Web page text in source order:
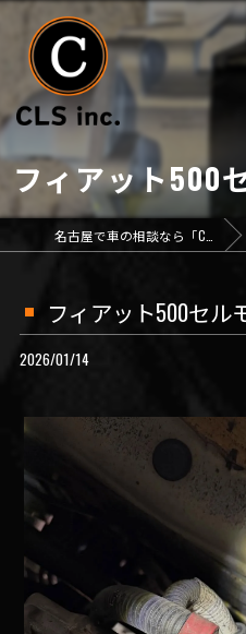
フィアット500
フィアット500セル
2026/01/14